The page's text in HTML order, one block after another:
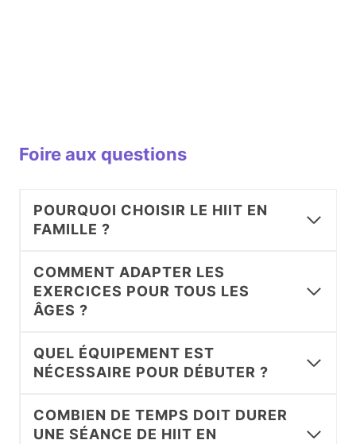
Foire aux questions
POURQUOI CHOISIR LE HIIT EN
FAMILLE ?
COMMENT ADAPTER LES
EXERCICES POUR TOUS LES
ÂGES ?
QUEL ÉQUIPEMENT EST
NÉCESSAIRE POUR DÉBUTER ?
COMBIEN DE TEMPS DOIT DURER
UNE SÉANCE DE HIIT EN